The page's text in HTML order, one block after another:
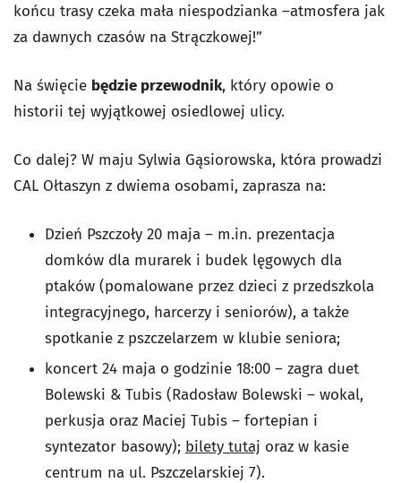
końcu trasy czeka mała niespodzianka –atmosfera jak
za dawnych czasów na Strączkowej!”
Na święcie będzie przewodnik, który opowie o
historii tej wyjątkowej osiedlowej ulicy.
Co dalej? W maju Sylwia Gąsiorowska, która prowadzi
CAL Ołtaszyn z dwiema osobami, zaprasza na:
Dzień Pszczoły 20 maja – m.in. prezentacja
domków dla murarek i budek lęgowych dla
ptaków (pomalowane przez dzieci z przedszkola
integracyjnego, harcerzy i seniorów), a także
spotkanie z pszczelarzem w klubie seniora;
koncert 24 maja o godzinie 18:00 – zagra duet
Bolewski & Tubis (Radosław Bolewski – wokal,
perkusja oraz Maciej Tubis – fortepian i
syntezator basowy); bilety tutaj oraz w kasie
centrum na ul. Pszczelarskiej 7).